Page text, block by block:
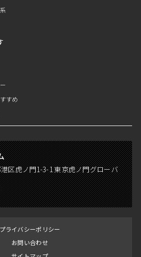
すめ
区虎ノ門1-3-1 東京虎ノ門グローバ
プライバシーポリシー
お問い合わせ